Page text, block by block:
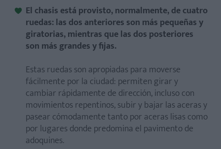
El chasis está provisto, normalmente, de cuatro
ruedas: las dos anteriores son más pequeñas y
giratorias, mientras que las dos posteriores
son más grandes y fijas.
Estas ruedas son apropiadas para moverse
fácilmente por la ciudad: permiten girar y
cambiar rápidamente de dirección, incluso con
movimientos repentinos, subir y bajar las aceras y
pasear cómodamente tanto por aceras lisas como
por lugares donde predomina el pavimento de
adoquines.